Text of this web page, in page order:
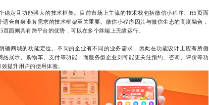
稳定且功能强大的技术框架。目前市场上主流的技术栈包括微信小程序、H5页面
合自身业务需求的技术框架至关重要。微信小程序因其与微信生态的高度融合，
面则具有跨平台的优势，可以在多个终端上无缝运行。
确商城的功能定位。不同的企业有不同的业务需求，因此在功能设计上应有所侧
品展示、购物车、支付等功能；而服务型企业则可能更关注预约、咨询、评价等功
提升用户的使用体验。